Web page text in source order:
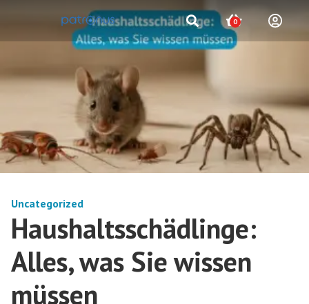
0
Uncategorized
Haushaltsschädlinge:
Alles, was Sie wissen
müssen